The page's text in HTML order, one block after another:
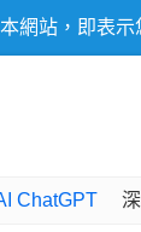
網站，即表示
ChatGPT